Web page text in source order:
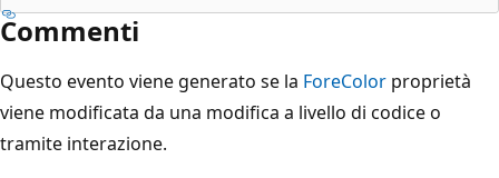
Commenti
Questo evento viene generato se la ForeColor proprietà
viene modificata da una modifica a livello di codice o
tramite interazione.